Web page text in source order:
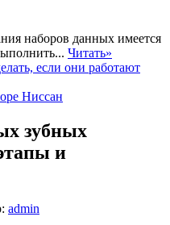
наборов данных имеется
Читать»
если они работают
Ниссан
зубных
и
admin